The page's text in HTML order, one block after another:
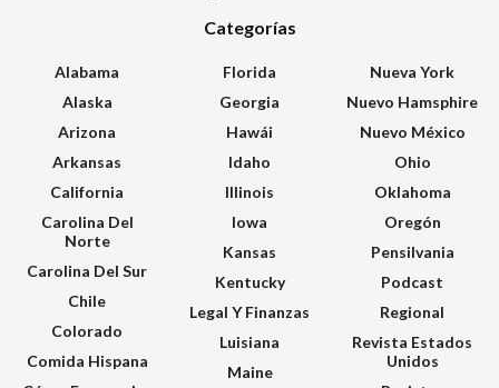
Categorías
Alabama
Alaska
Arizona
Arkansas
California
Carolina Del
Norte
Carolina Del Sur
Chile
Colorado
Comida Hispana
Florida
Georgia
Hawái
Idaho
Illinois
Iowa
Kansas
Kentucky
Legal Y Finanzas
Luisiana
Maine
Nueva York
Nuevo Hamsphire
Nuevo México
Ohio
Oklahoma
Oregón
Pensilvania
Podcast
Regional
Revista Estados
Unidos